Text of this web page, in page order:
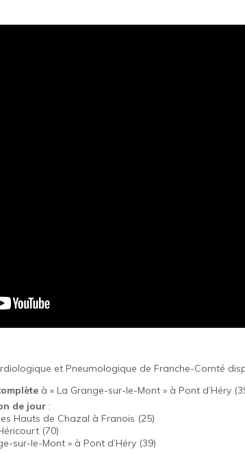
et Pneumologique de Franche-Comté
à « La Grange-sur-le-Mont » à Pont d’Héry
de jour:
Hauts de Chazal à Franois (25)
(70)
sur-le-Mont » à Pont d’Héry (39)